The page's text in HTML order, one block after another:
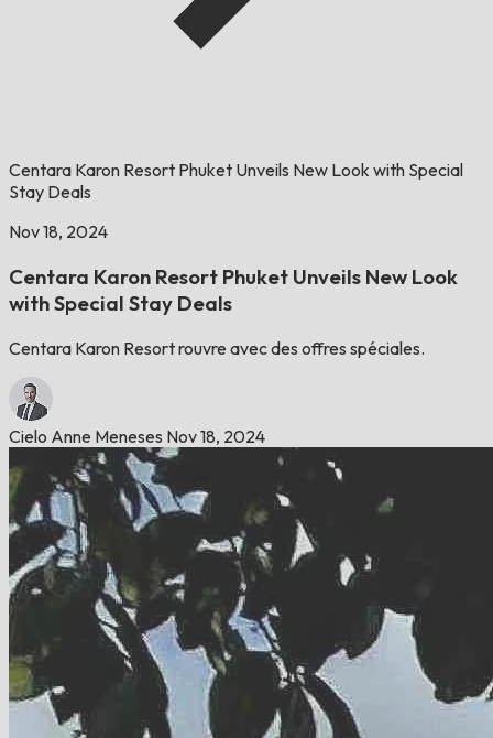
Centara Karon Resort Phuket Unveils New Look with Special
Stay Deals
Nov 18, 2024
Centara Karon Resort Phuket Unveils New Look
with Special Stay Deals
Centara Karon Resort rouvre avec des offres spéciales.
Cielo Anne Meneses Nov 18, 2024